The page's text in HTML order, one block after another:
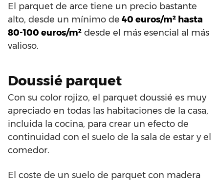
El parquet de arce tiene un precio bastante
alto, desde un mínimo de 40 euros/m² hasta
80-100 euros/m² desde el más esencial al más
valioso.
Doussié parquet
Con su color rojizo, el parquet doussié es muy
apreciado en todas las habitaciones de la casa,
incluida la cocina, para crear un efecto de
continuidad con el suelo de la sala de estar y el
comedor.
El coste de un suelo de parquet con madera